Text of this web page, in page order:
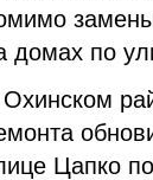
домах по
Цапко